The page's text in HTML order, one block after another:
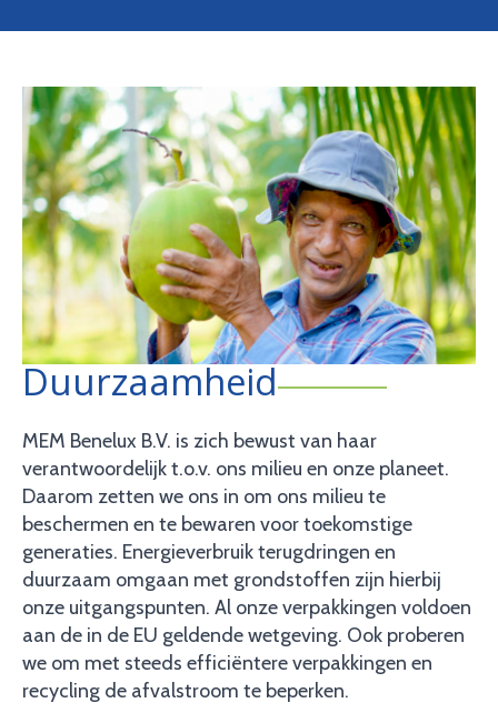
Duurzaamheid
MEM Benelux B.V. is zich bewust van haar
verantwoordelijk t.o.v. ons milieu en onze planeet.
Daarom zetten we ons in om ons milieu te
beschermen en te bewaren voor toekomstige
generaties. Energieverbruik terugdringen en
duurzaam omgaan met grondstoffen zijn hierbij
onze uitgangspunten. Al onze verpakkingen voldoen
aan de in de EU geldende wetgeving. Ook proberen
we om met steeds efficiëntere verpakkingen en
recycling de afvalstroom te beperken.